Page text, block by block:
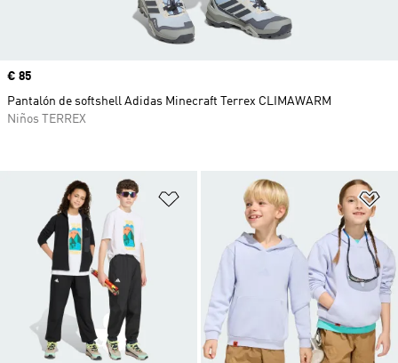
Añadir a la lista de deseos
Precio
€ 85
Pantalón de softshell Adidas Minecraft Terrex CLIMAWARM
Niños TERREX